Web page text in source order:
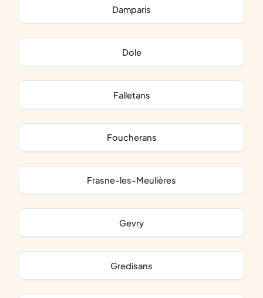
Damparis
Dole
Falletans
Foucherans
Frasne-les-Meulières
Gevry
Gredisans